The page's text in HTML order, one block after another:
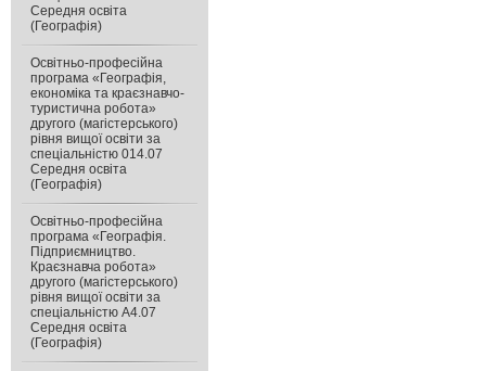
Середня освіта
(Географія)
Освітньо-професійна
програма «Географія,
економіка та краєзнавчо-
туристична робота»
другого (магістерського)
рівня вищої освіти за
спеціальністю 014.07
Середня освіта
(Географія)
Освітньо-професійна
програма «Географія.
Підприємництво.
Краєзнавча робота»
другого (магістерського)
рівня вищої освіти за
спеціальністю А4.07
Середня освіта
(Географія)